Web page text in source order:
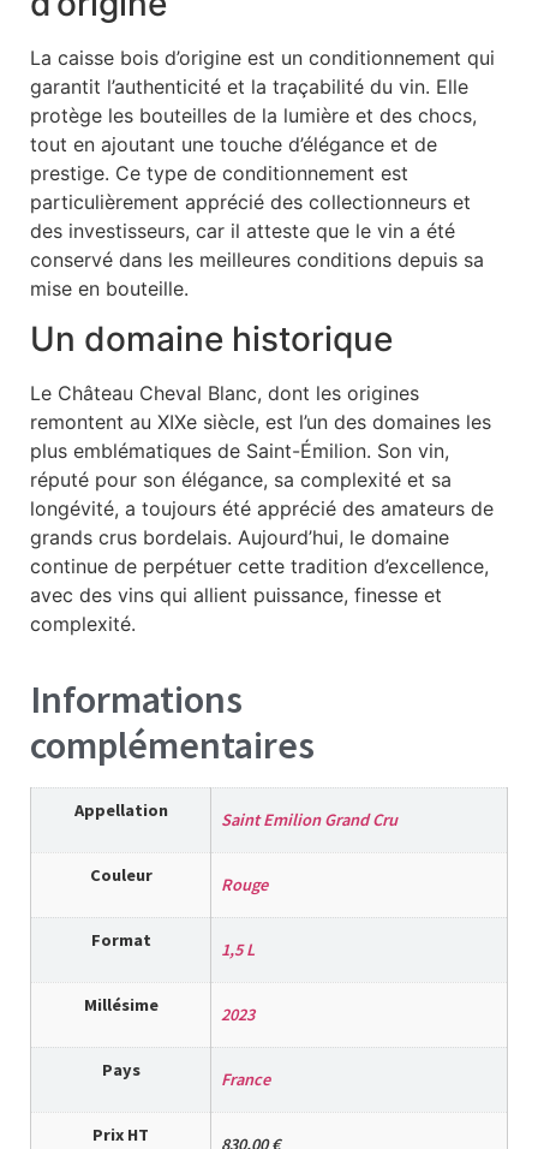
La caisse bois d’origine est un conditionnement qui
garantit l’authenticité et la traçabilité du vin. Elle
protège les bouteilles de la lumière et des chocs,
tout en ajoutant une touche d’élégance et de
prestige. Ce type de conditionnement est
particulièrement apprécié des collectionneurs et
des investisseurs, car il atteste que le vin a été
conservé dans les meilleures conditions depuis sa
mise en bouteille.
Un domaine historique
Le Château Cheval Blanc, dont les origines
remontent au XIXe siècle, est l’un des domaines les
plus emblématiques de Saint-Émilion. Son vin,
réputé pour son élégance, sa complexité et sa
longévité, a toujours été apprécié des amateurs de
grands crus bordelais. Aujourd’hui, le domaine
continue de perpétuer cette tradition d’excellence,
avec des vins qui allient puissance, finesse et
complexité.
Informations
complémentaires
Appellation Saint Emilion Grand Cru
Couleur Rouge
Format 1,5 L
Millésime 2023
Pays France
Prix HT 830,00 €